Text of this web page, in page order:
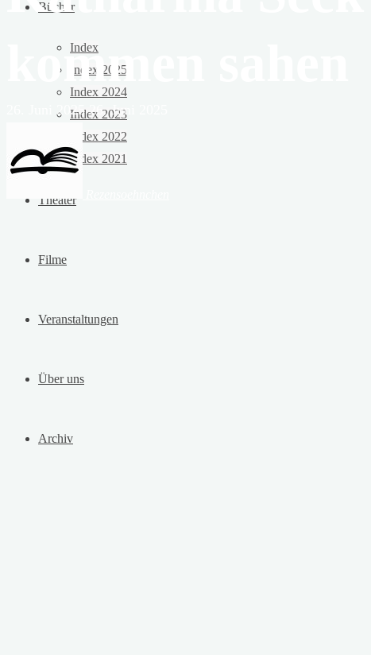
Bücher
Index
Index 2025
Index 2024
Index 2023
Index 2022
Index 2021
Theater
Filme
Veranstaltungen
Über uns
Archiv
kommen sahen
26. Juni 202526. Juni 2025